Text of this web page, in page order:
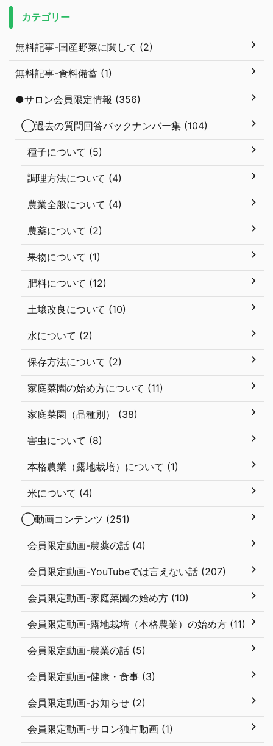
カテゴリー
無料記事-国産野菜に関して (2)
無料記事-食料備蓄 (1)
●サロン会員限定情報 (356)
◯過去の質問回答バックナンバー集 (104)
種子について (5)
調理方法について (4)
農業全般について (4)
農薬について (2)
果物について (1)
肥料について (12)
土壌改良について (10)
水について (2)
保存方法について (2)
家庭菜園の始め方について (11)
家庭菜園（品種別） (38)
害虫について (8)
本格農業（露地栽培）について (1)
米について (4)
◯動画コンテンツ (251)
会員限定動画-農薬の話 (4)
会員限定動画-YouTubeでは言えない話 (207)
会員限定動画-家庭菜園の始め方 (10)
会員限定動画-露地栽培（本格農業）の始め方 (11)
会員限定動画-農業の話 (5)
会員限定動画-健康・食事 (3)
会員限定動画-お知らせ (2)
会員限定動画-サロン独占動画 (1)